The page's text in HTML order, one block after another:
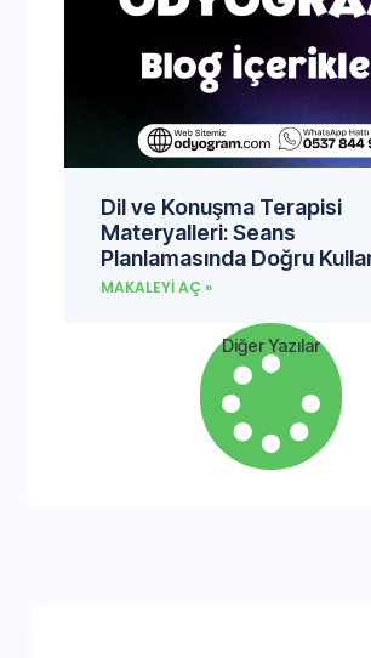
Dil ve Konuşma Terapisi
Materyalleri: Seans
Planlamasında Doğru
MAKALEYI AÇ »
Diğer Yazılar